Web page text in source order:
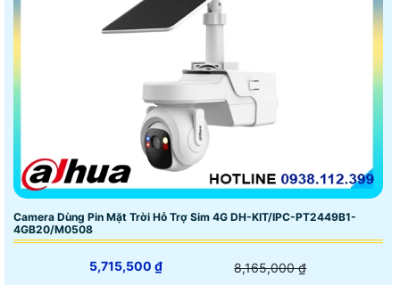
Camera Dùng Pin Mặt Trời Hỗ Trợ Sim 4G DH-KIT/IPC-PT2449B1-
4GB20/M0508
5,715,500 ₫ 8,165,000 ₫